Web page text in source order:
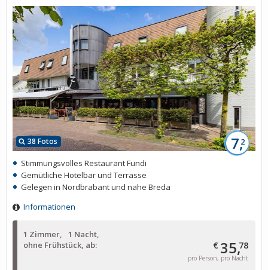
1 Zimmer
1 Nacht
ohne Frühstück, ab:
€ 35,78
pro Person, pro Nacht
38 Fotos 7,2
Stimmungsvolles Restaurant Fundi
Gemütliche Hotelbar und Terrasse
Gelegen in Nordbrabant und nahe Breda
Informationen